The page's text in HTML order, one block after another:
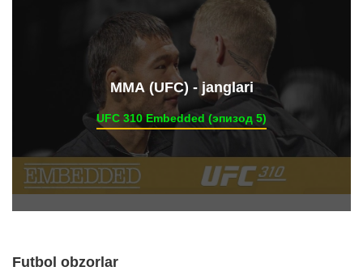
ММА (UFC) - janglari
UFC 310 Embedded (эпизод 5)
Futbol obzorlar